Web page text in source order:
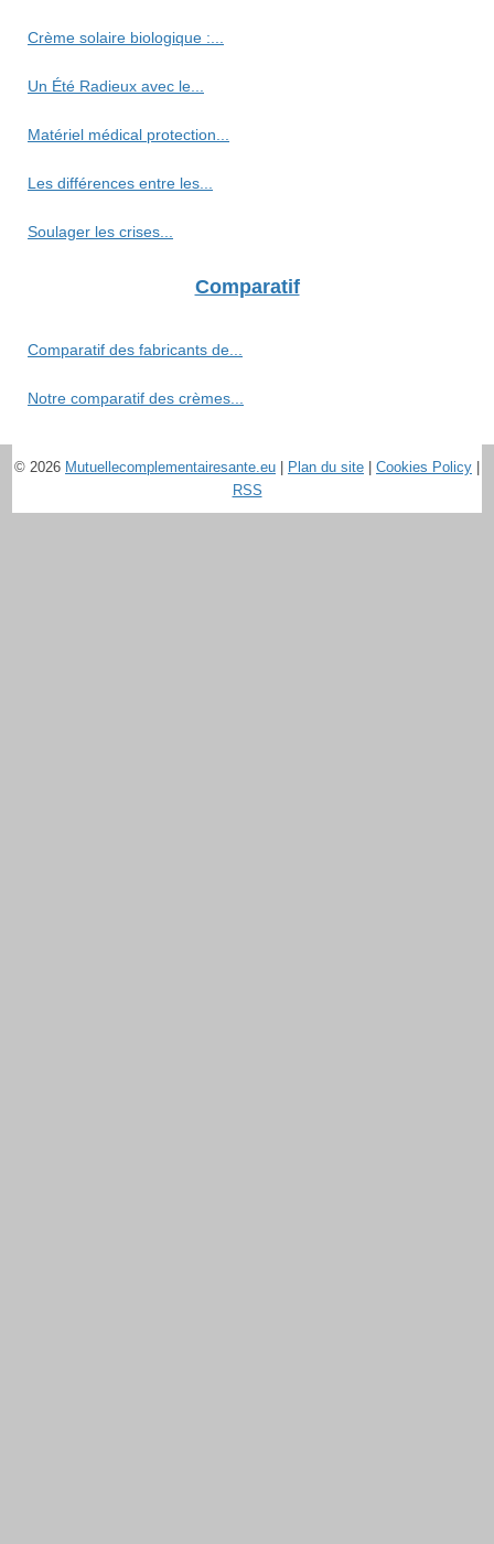
Crème solaire biologique :...
Un Été Radieux avec le...
Matériel médical protection...
Les différences entre les...
Soulager les crises...
Comparatif
Comparatif des fabricants de...
Notre comparatif des crèmes...
© 2026 Mutuellecomplementairesante.eu Plan du site Cookies Policy
RSS